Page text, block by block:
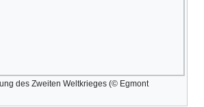
des Zweiten Weltkrieges (© Egmont